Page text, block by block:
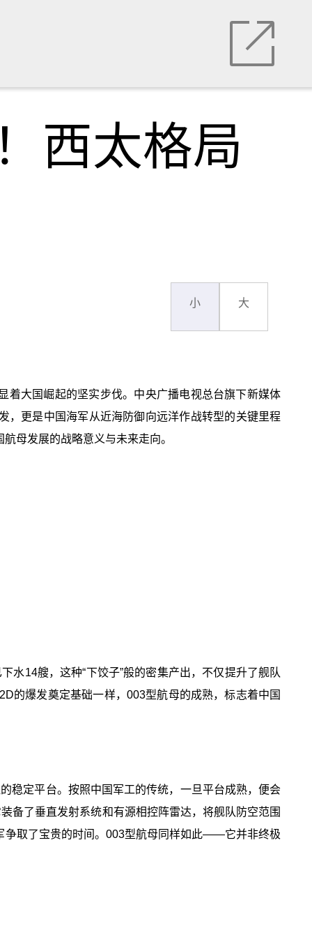
西太格局
小 大
着大国崛起的坚实步伐。中央广播电视总台旗下新媒体
，更是中国海军从近海防御向远洋作战转型的关键里程
母发展的战略意义与未来走向。
水14艘，这种“下饺子”般的密集产出，不仅提升了舰队
的爆发奠定基础一样，003型航母的成熟，标志着中国
稳定平台。按照中国军工的传统，一旦平台成熟，便会
备了垂直发射系统和有源相控阵雷达，将舰队防空范围
争取了宝贵的时间。003型航母同样如此——它并非终极